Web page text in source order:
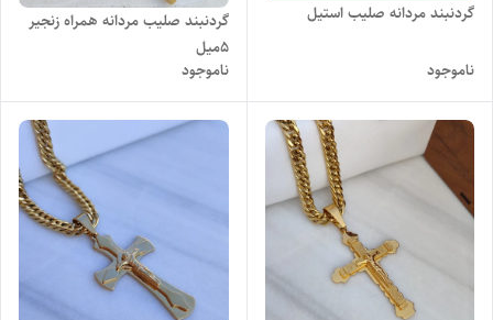
گردنبند مردانه صلیب استیل
ناموجود
گردنبند صلیب مردانه همراه زنجیر
5میل
ناموجود